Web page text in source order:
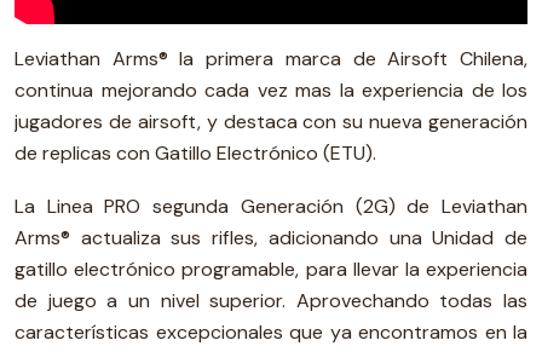
Leviathan Arms® la primera marca de Airsoft Chilena,
continua mejorando cada vez mas la experiencia de los
jugadores de airsoft, y destaca con su nueva generación
de replicas con Gatillo Electrónico (ETU).
La Linea PRO segunda Generación (2G) de Leviathan
Arms® actualiza sus rifles, adicionando una Unidad de
gatillo electrónico programable, para llevar la experiencia
de juego a un nivel superior. Aprovechando todas las
características excepcionales que ya encontramos en la